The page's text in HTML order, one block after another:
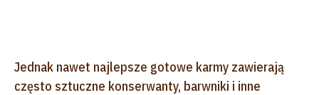
Jednak nawet najlepsze gotowe karmy zawierają
często sztuczne konserwanty, barwniki i inne